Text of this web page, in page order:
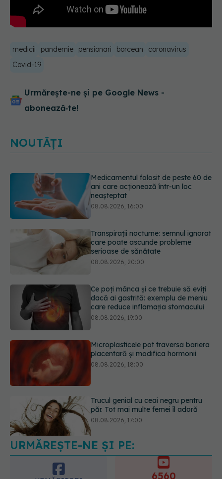
medicii pandemie pensionari borcean
coronavirus
Covid-19
Urmărește-ne și pe Google News -
abonează‑te!
NOUTĂȚI
Medicamentul folosit de peste 60 de
ani care acționează într-un loc
neașteptat
08.08.2026, 16:00
Transpirații nocturne: semnul ignorat
care poate ascunde probleme
serioase de sănătate
08.08.2026, 20:00
Ce poți mânca și ce trebuie să eviți
dacă ai gastrită: exemplu de meniu
care reduce inflamația stomacului
08.08.2026, 19:00
Microplasticele pot traversa bariera
placentară și modifica hormonii
08.08.2026, 18:00
Trucul genial cu ceai negru pentru
păr. Tot mai multe femei îl adoră
08.08.2026, 17:00
URMĂREȘTE-NE ȘI PE:
6560